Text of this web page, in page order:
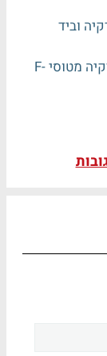
וביד
טראמפ לצד ארדואן: "נשקול למכור לטורקיה מטוסי F-